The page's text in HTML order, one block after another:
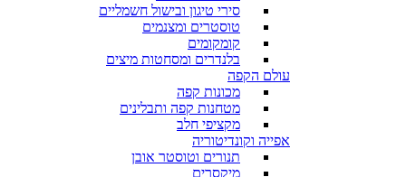
סירי טיגון ובישול חשמליים
טוסטרים ומצנמים
קומקומים
בלנדרים ומסחטות מיצים
עולם הקפה
מכונות קפה
מטחנות קפה ותבלינים
מקציפי חלב
אפייה וקונדיטוריה
תנורים וטוסטר אובן
מיקסרים